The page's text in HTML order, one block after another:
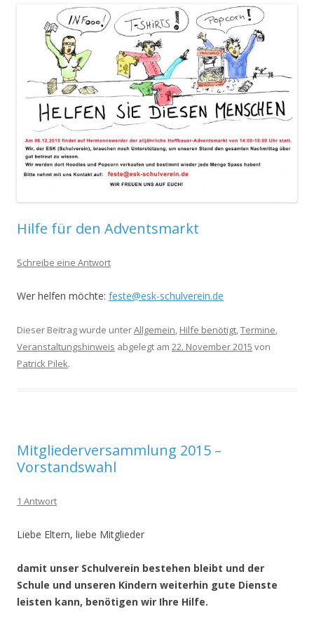
Hilfe für den Adventsmarkt
Schreibe eine Antwort
Wer helfen möchte: feste@esk-schulverein.de
Dieser Beitrag wurde unterAllgemein, Hilfe benötigt,Termine,
Veranstaltungshinweis abgelegt am 22. November 2015 von
Patrick Pilek.
Mitgliederversammlung 2015 –
Vorstandswahl
1 Antwort
Liebe Eltern, liebe Mitglieder
damit unser Schulverein bestehen bleibt und der
Schule und unseren Kindern weiterhin gute Dienste
leisten kann, benötigen wir Ihre Hilfe.